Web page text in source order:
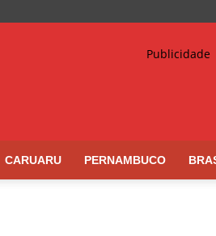
CARUARU PERNAMBUCO